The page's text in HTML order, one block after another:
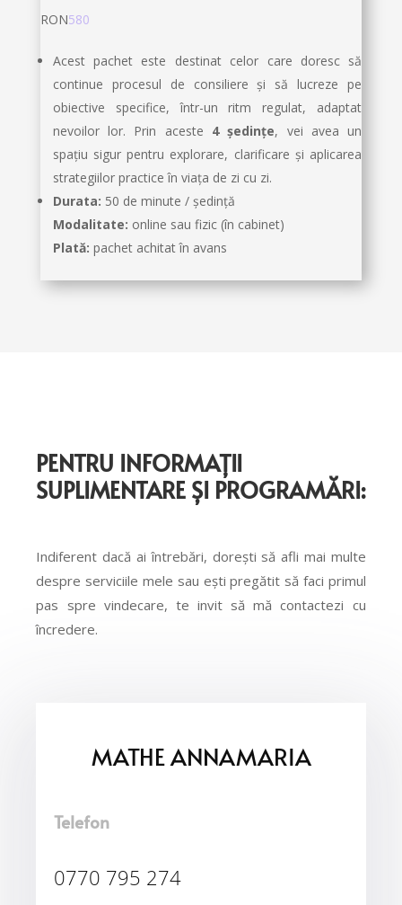
RON580
Acest pachet este destinat celor care doresc să
continue procesul de consiliere și să lucreze pe
obiective specifice, într-un ritm regulat, adaptat
nevoilor lor. Prin aceste 4 ședințe, vei avea un
spațiu sigur pentru explorare, clarificare și aplicarea
strategiilor practice în viața de zi cu zi.
Durata: 50 de minute / ședință
Modalitate: online sau fizic (în cabinet)
Plată: pachet achitat în avans
PENTRU INFORMAȚII
SUPLIMENTARE ȘI PROGRAMĂRI:
Indiferent dacă ai întrebări, dorești să afli mai multe
despre serviciile mele sau ești pregătit să faci primul
pas spre vindecare, te invit să mă contactezi cu
încredere.
MATHE ANNAMARIA
Telefon
0770 795 274